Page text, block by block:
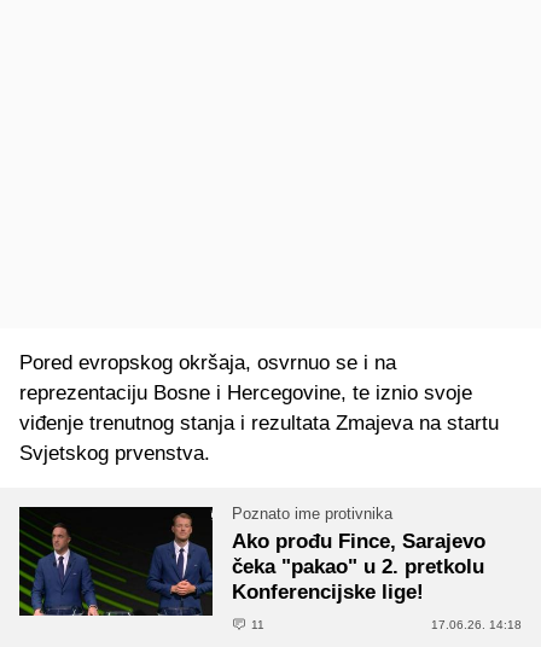
Pored evropskog okršaja, osvrnuo se i na
reprezentaciju Bosne i Hercegovine, te iznio svoje
viđenje trenutnog stanja i rezultata Zmajeva na startu
Svjetskog prvenstva.
Poznato ime protivnika
Ako prođu Fince, Sarajevo
čeka "pakao" u 2. pretkolu
Konferencijske lige!
11 17.06.26. 14:18